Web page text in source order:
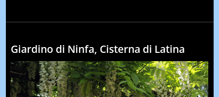
Giardino di Ninfa, Cisterna di Latina